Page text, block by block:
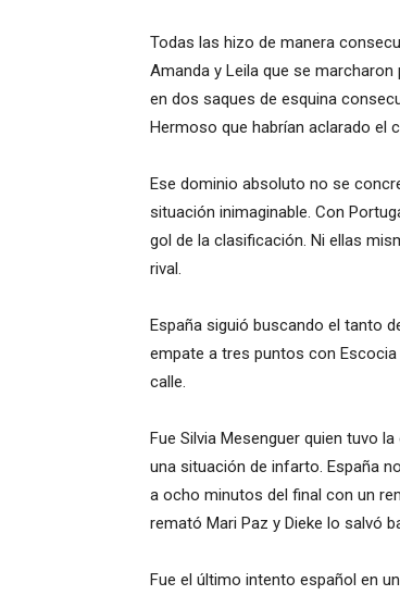
Todas las hizo de manera
Amanda y Leila que se
en dos saques de esquina
Hermoso que habrían aclarado el
Ese dominio absoluto no se
situación inimaginable. Con
gol de la clasificación. Ni ellas
rival.
España siguió buscando el tanto
empate a tres puntos con
calle.
Fue Silvia Mesenguer quien tuvo
una situación de infarto. España
a ocho minutos del final con un
remató Mari Paz y Dieke lo salvó
Fue el último intento español en